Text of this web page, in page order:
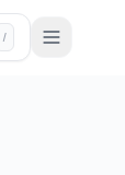
/